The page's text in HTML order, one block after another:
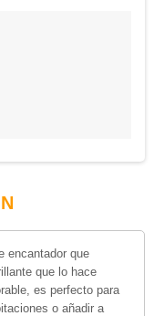
encantador que
que lo hace
es perfecto para
o añadir a